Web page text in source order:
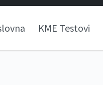
KME Testovi